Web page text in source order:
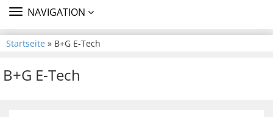
TOGGLE
NAVIGATION
Startseite » B+G E-Tech
B+G E-Tech